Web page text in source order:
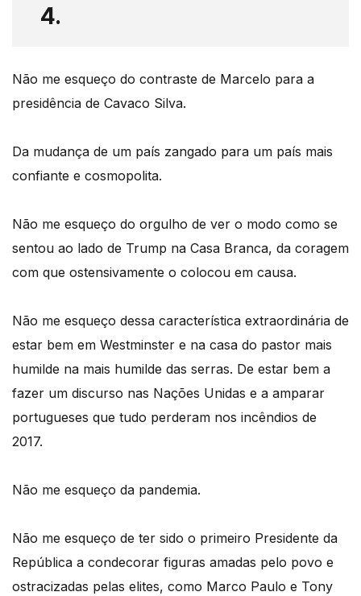
4.
Não me esqueço do contraste de Marcelo para a
presidência de Cavaco Silva.
Da mudança de um país zangado para um país mais
confiante e cosmopolita.
Não me esqueço do orgulho de ver o modo como se
sentou ao lado de Trump na Casa Branca, da coragem
com que ostensivamente o colocou em causa.
Não me esqueço dessa característica extraordinária de
estar bem em Westminster e na casa do pastor mais
humilde na mais humilde das serras. De estar bem a
fazer um discurso nas Nações Unidas e a amparar
portugueses que tudo perderam nos incêndios de
2017.
Não me esqueço da pandemia.
Não me esqueço de ter sido o primeiro Presidente da
República a condecorar figuras amadas pelo povo e
ostracizadas pelas elites, como Marco Paulo e Tony